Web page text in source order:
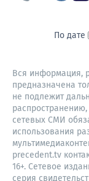
По дате
Вся информация,
предназначена
не подлежит
сетевых СМИ
использования
precedent.tv
16+. Сетевое
серия